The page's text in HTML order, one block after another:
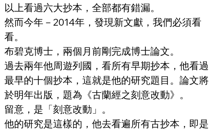
以上看過六大抄本，全部都有錯漏。
然而今年－2014年，發現新文獻，我們必須看
看。
布碧克博士，兩個月前剛完成博士論文。
過去兩年他周遊列國，看所有早期抄本，他看過
最早的十個抄本，這就是他的研究題目。論文將
於明年出版，題為《古蘭經之刻意改動》。
留意，是「刻意改動」。
他的研究是這樣的，他去看遍所有古抄本，即是